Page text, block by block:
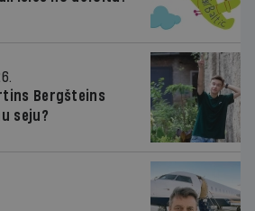
Bergšteins
seju?